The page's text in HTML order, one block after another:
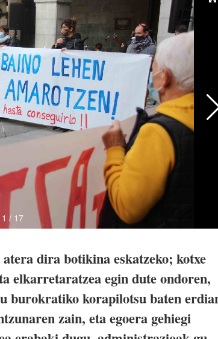
dira botikina eskatzeko; kotxe
elkarretaratzea egin dute ondoren,
burokratiko korapilotsu baten
zain, eta egoera gehiegi